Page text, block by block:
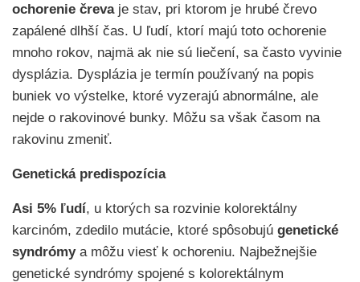
ochorenie čreva je stav, pri ktorom je hrubé črevo
zapálené dlhší čas. U ľudí, ktorí majú toto ochorenie
mnoho rokov, najmä ak nie sú liečení, sa často vyvinie
dysplázia. Dysplázia je termín používaný na popis
buniek vo výstelke, ktoré vyzerajú abnormálne, ale
nejde o rakovinové bunky. Môžu sa však časom na
rakovinu zmeniť.
Genetická predispozícia
Asi 5% ľudí, u ktorých sa rozvinie kolorektálny
karcinóm, zdedilo mutácie, ktoré spôsobujú genetické
syndrómya môžu viesť k ochoreniu. Najbežnejšie
genetické syndrómy spojené s kolorektálnym